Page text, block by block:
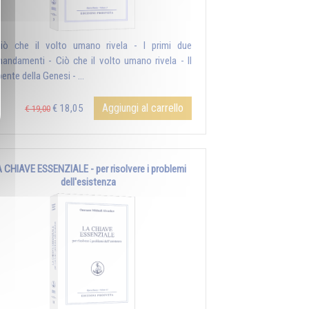
che il volto umano rivela - I primi due
- Ciò che il volto umano rivela - Il
della Genesi - ...
€ 19,00 € 18,05 Aggiungi al carrello
CHIAVE ESSENZIALE - per risolvere i problemi
dell'esistenza